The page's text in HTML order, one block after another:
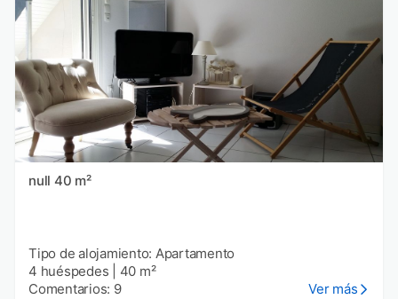
null 40 m²
Tipo de alojamiento: Apartamento
4 huéspedes
40 m²
Comentarios: 9
Ver más